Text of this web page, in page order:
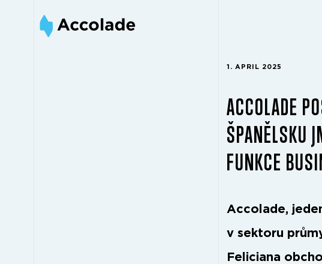
1. APRIL 2025
ACCOLADE
ŠPANĚLSKU
FUNKCE
Accolade,
v sektoru
Feliciana